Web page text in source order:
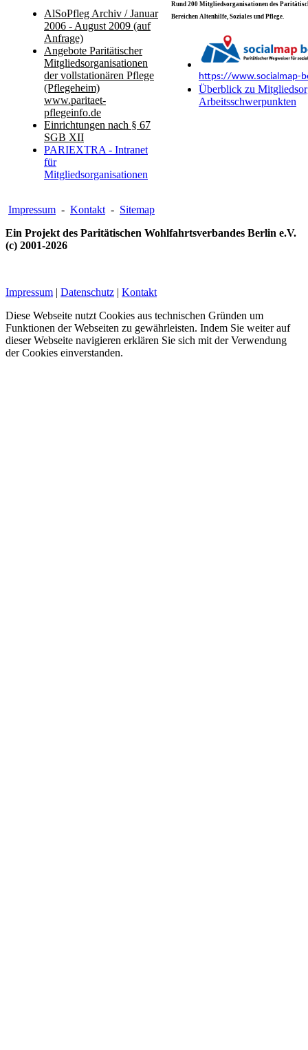
AlSoPfleg Archiv / Januar
2006 - August 2009 (auf
Anfrage)
Angebote Paritätischer
Mitgliedsorganisationen
der vollstationären Pflege
(Pflegeheim)
www.paritaet-
pflegeinfo.de
Einrichtungen nach § 67
SGB XII
PARIEXTRA - Intranet
für
Mitgliedsorganisationen
Rund 200 Mitgliedsorganisationen des
Bereichen Altenhilfe, Soziales und Pflege.
https://www.socialmap-
Überblick zu
Arbeitsschwerpunkten
Impressum - Kontakt - Sitemap
Ein Projekt des Paritätischen Wohlfahrtsverbandes Berlin e.V.
(c) 2001-2026
Impressum | Datenschutz | Kontakt
Diese Webseite nutzt Cookies aus technischen Gründen um
Funktionen der Webseiten zu gewährleisten. Indem Sie weiter auf
dieser Webseite navigieren erklären Sie sich mit der Verwendung
der Cookies einverstanden.